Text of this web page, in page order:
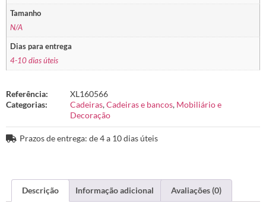
Tamanho
N/A
Dias para entrega
4-10 dias úteis
Referência:
XL160566
Categorias:
Cadeiras,Cadeiras e bancos, Mobiliário e
Decoração
Prazos de entrega: de 4 a 10 dias úteis
Descrição Informação adicional Avaliações (0)